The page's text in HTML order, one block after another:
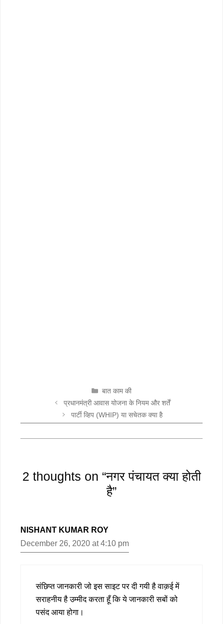
CATEGORIES
बात काम की
प्रधानमंत्री आवास योजना के नियम और शर्तें
पार्टी व्हिप (WHIP) या सचेतक क्या है
2 thoughts on “नगर पंचायत क्या होती
है”
NISHANT KUMAR ROY
December 26, 2020 at 4:10 pm
संछिप्त जानकारी जो इस साइट पर दी गयी है वाक़ई में
सराहनीय है उम्मीद करता हूँ कि ये जानकारी सबों को
पसंद आया होगा।